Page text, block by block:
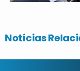
Notícias